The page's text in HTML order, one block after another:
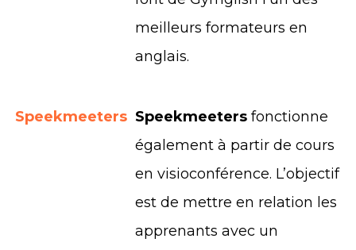
meilleurs formateurs en
anglais.
Speekmeeters Speekmeeters fonctionne
également à partir de cours
en visioconférence. L’objectif
est de mettre en relation les
apprenants avec un